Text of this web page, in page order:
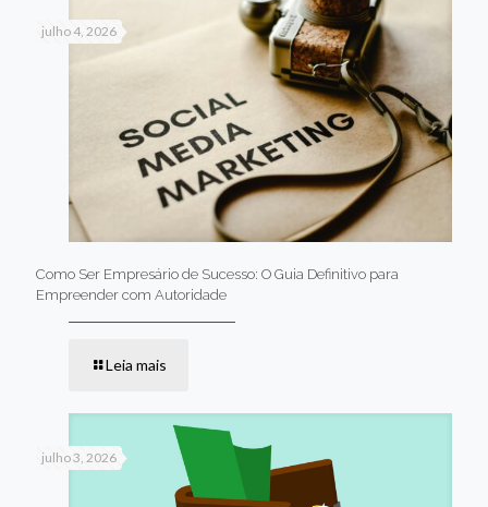
julho 4, 2026
Como Ser Empresário de Sucesso: O Guia Definitivo para
Empreender com Autoridade
Leia mais
julho 3, 2026